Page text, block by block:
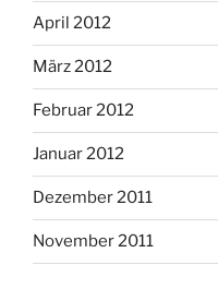
April 2012
März 2012
Februar 2012
Januar 2012
Dezember 2011
November 2011